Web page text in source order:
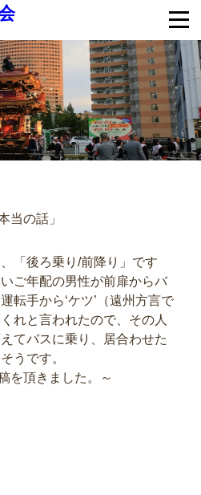
当の話」
「後ろ乗り/前降り」です
ご年配の男性が前扉からバ
転手から‘ケツ’（遠州方言で
れと言われたので、その人
てバスに乗り、居合わせた
そうです。
を頂きました。～